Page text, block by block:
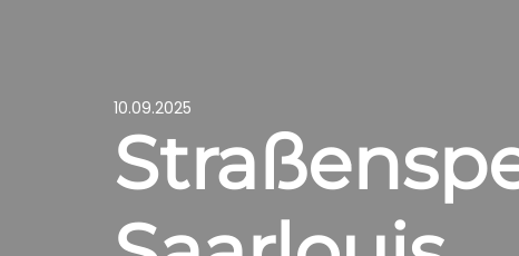
10.09.2025